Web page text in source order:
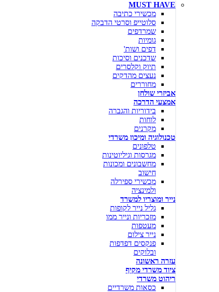
MUST HAVE
מכשירי כתיבה
סלוטייפ וסרטי הדבקה
שמרדפים
גומיות
דפים ושות'
שדכנים וסיכות
תיוק וקלסרים
נעצים מהדקים
מחוררים
אביזרי שולחן
אמצעי הדרכה
בידוריות והגברה
לוחות
מקרנים
טכנולוגיה ומיכון משרדי
טלפונים
מגרסות וגיליוטינות
מחשבונים ומכונות
חישוב
מכשירי ספירלה
ולמינציה
נייר ומוצריו למשרד
גליל נייר לקופות
מזכריות ונייר ממו
מעטפות
נייר צילום
פנקסים דפדפות
ובלוקים
עזרה ראשונה
ציוד משרדי מקיף
ריהוט משרדי
כסאות משרדיים